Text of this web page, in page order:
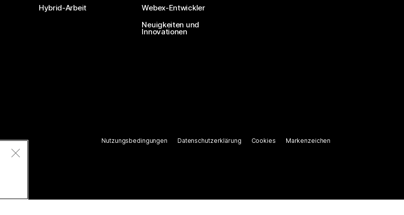
Hybrid-Arbeit
Webex-Entwickler
Neuigkeiten und
Innovationen
Nutzungsbedingungen Datenschutzerklärung Cookies Markenzeichen